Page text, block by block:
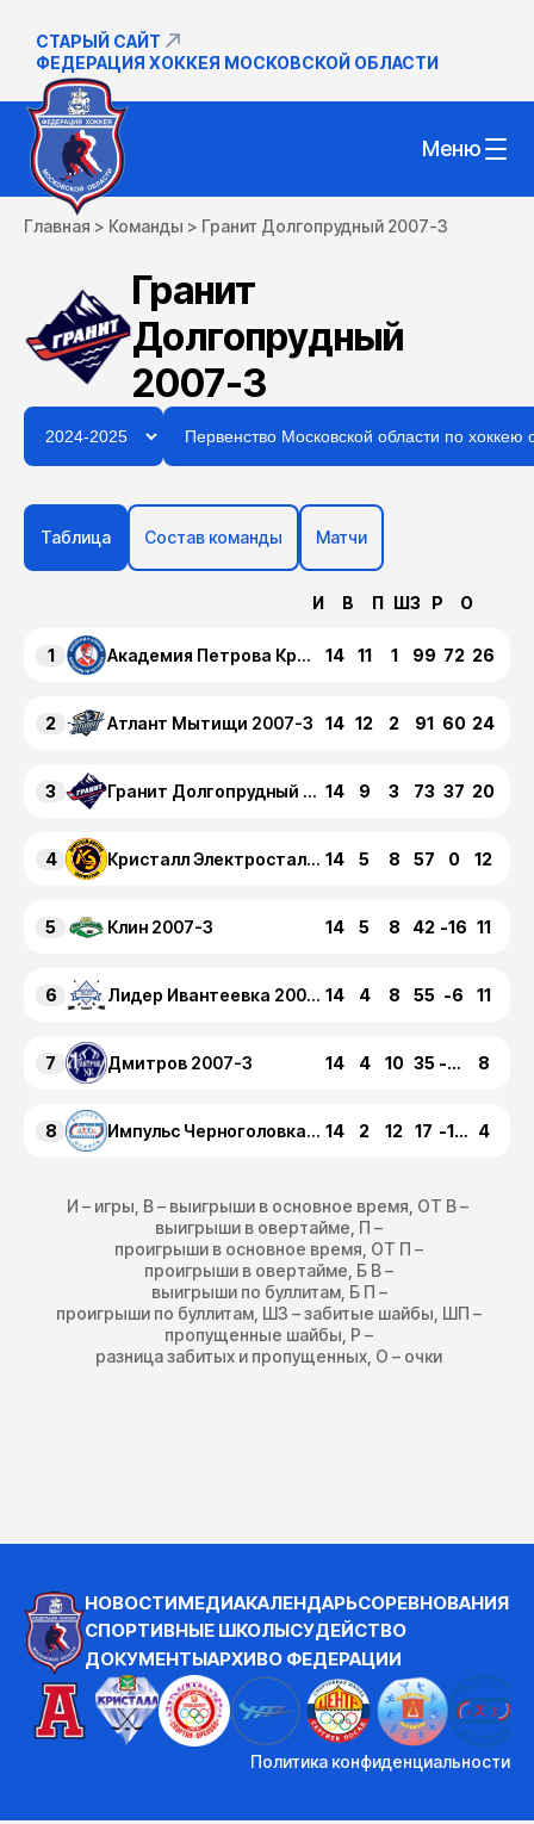
СТАРЫЙ САЙТ
ФЕДЕРАЦИЯ ХОККЕЯ МОСКОВСКОЙ ОБЛАСТИ
Меню
Главная > Команды > Гранит Долгопрудный 2007-3
Гранит
Долгопрудный
2007-3
Таблица Состав команды Матчи
И В П ШЗ Р О
1 Академия Петрова Красногорск 2007-3 14 11 1 99 72 26
2 Атлант Мытищи 2007-3 14 12 2 91 60 24
3 Гранит Долгопрудный 2007-3 14 9 3 73 37 20
4 Кристалл Электросталь 2007-3 14 5 8 57 0 12
5 Клин 2007-3 14 5 8 42 -16 11
6 Лидер Ивантеевка 2007-3 14 4 8 55 -6 11
7 Дмитров 2007-3 14 4 10 35 -24 8
8 Импульс Черноголовка 2007-3 14 2 12 17 -123 4
И – игры, В – выигрыши в основное время, ОТ В –
выигрыши в овертайме, П –
проигрыши в основное время, ОТ П –
проигрыши в овертайме, Б В –
выигрыши по буллитам, Б П –
проигрыши по буллитам, ШЗ – забитые шайбы, ШП –
пропущенные шайбы, Р –
разница забитых и пропущенных, О – очки
НОВОСТИМЕДИАКАЛЕНДАРЬСОРЕВНОВАНИЯ
СПОРТИВНЫЕ ШКОЛЫСУДЕЙСТВО
ДОКУМЕНТЫАРХИВО ФЕДЕРАЦИИ
Политика конфиденциальности